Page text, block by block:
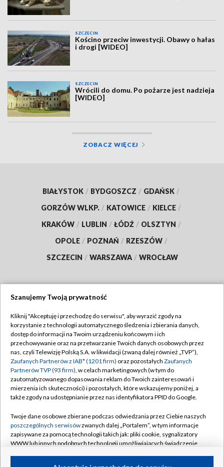
SZCZECIN
Kościno przeciw inwestycji. Obawy o hałas
i drogi [WIDEO]
SZCZECIN
Wrócili do domu. Po pożarze jest nadzieja
[WIDEO]
ZOBACZ WIĘCEJ
BIAŁYSTOK / BYDGOSZCZ / GDAŃSK /
GORZÓW WLKP. / KATOWICE / KIELCE /
KRAKÓW / LUBLIN / ŁÓDŹ / OLSZTYN /
OPOLE / POZNAŃ / RZESZÓW /
SZCZECIN / WARSZAWA / WROCŁAW
TVP
Abonament TVP
Emisja w TVP
Centrum informacji TVP
Naziemna Telewizja Cyfrowa
Rada Programowa
System NOS
Informacje o nadawcy
Regulamin TVP
Polityka prywatności
Moje zgody
Pomoc
Kontakt
Kanały
Szanujemy Twoją prywatność
Kliknij "Akceptuję i przechodzę do serwisu", aby wyrazić zgody na
korzystanie z technologii automatycznego śledzenia i zbierania danych,
dostęp do informacji na Twoim urządzeniu końcowym i ich
przechowywanie oraz na przetwarzanie Twoich danych osobowych przez
nas, czyli Telewizję Polską S.A. w likwidacji (zwaną dalej również „TVP”),
Zaufanych Partnerów z IAB* (1201 firm) oraz pozostałych Zaufanych
Partnerów TVP (93 firm), w celach marketingowych (w tym do
zautomatyzowanego dopasowania reklam do Twoich zainteresowań i
mierzenia ich skuteczności) i pozostałych, które wskazujemy poniżej, a
także zgody na udostępnianie przez nas identyfikatora PPID do Google.
Twoje dane osobowe zbierane podczas odwiedzania przez Ciebie naszych
poszczególnych serwisówzwanych dalej „Portalem”, w tym informacje
zapisywane za pomocą technologii takich jak: pliki cookie, sygnalizatory
WWW lub innych podobnych technologii umożliwiających świadczenie